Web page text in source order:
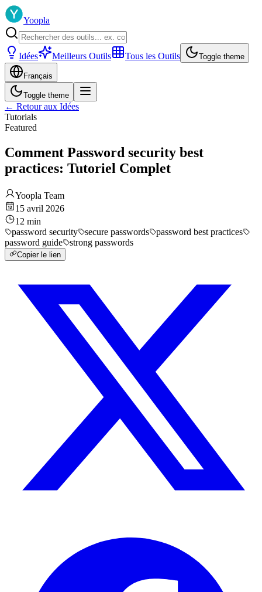
Yoopla
Idées Meilleurs Outils Tous les Outils Toggle theme
Français
Toggle theme
← Retour aux Idées
Tutorials
Featured
Comment Password security best
practices: Tutoriel Complet
Yoopla Team
15 avril 2026
12 min
password security
secure passwords
password best practices
password guide
strong passwords
Copier le lien